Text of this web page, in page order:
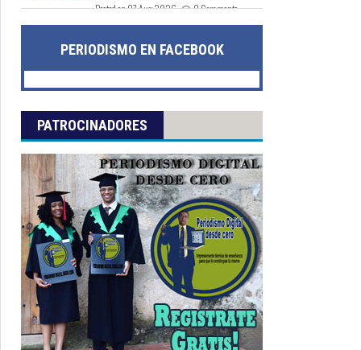
Posted on 07 Aug 2026 - 0 Comments
PERIODISMO EN FACEBOOK
PATROCINADORES